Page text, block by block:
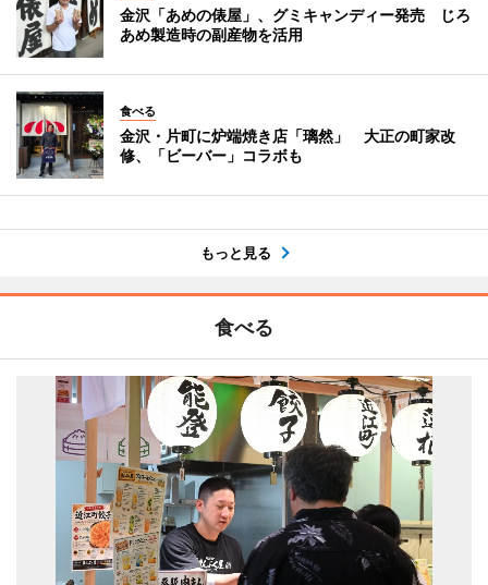
金沢「あめの俵屋」、グミキャンディー発売 じろ
あめ製造時の副産物を活用
食べる
金沢・片町に炉端焼き店「璃然」 大正の町家改
修、「ビーバー」コラボも
もっと見る
食べる